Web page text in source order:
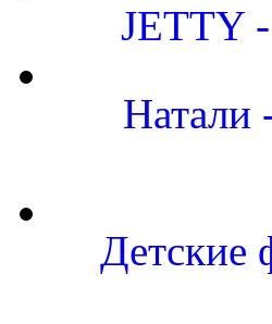
JETTY
Натали
Детские